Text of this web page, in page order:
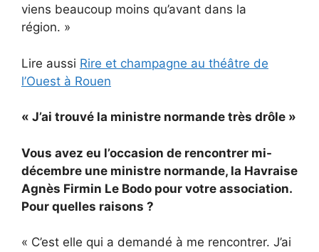
viens beaucoup moins qu’avant dans la
région. »
Lire aussi Rire et champagne au théâtre de
l’Ouest à Rouen
« J’ai trouvé la ministre normande très drôle »
Vous avez eu l’occasion de rencontrer mi-
décembre une ministre normande, la Havraise
Agnès Firmin Le Bodo pour votre association.
Pour quelles raisons ?
« C’est elle qui a demandé à me rencontrer. J’ai